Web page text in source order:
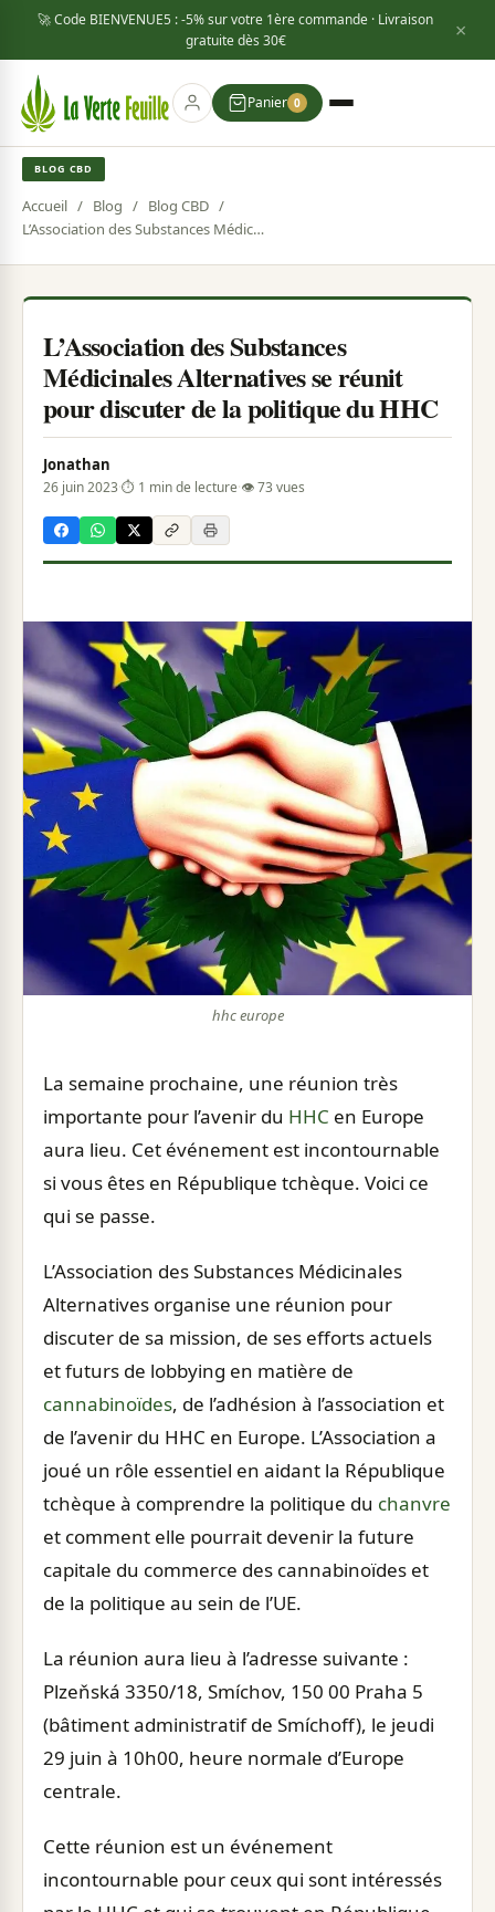
🚀 Code BIENVENUE5 : -5% sur votre 1ère commande · Livraison
gratuite dès 30€ ×
Panier 0
BLOG CBD
Accueil / Blog / Blog CBD /
L’Association des Substances Médicinales Alternatives se réunit pour discuter de la politique du HHC
L’Association des Substances
Médicinales Alternatives se réunit
pour discuter de la politique du HHC
Jonathan
26 juin 2023·⏱ 1 min de lecture·👁 73 vues
hhc europe
La semaine prochaine, une réunion très
importante pour l’avenir du HHC en Europe
aura lieu. Cet événement est incontournable
si vous êtes en République tchèque. Voici ce
qui se passe.
L’Association des Substances Médicinales
Alternatives organise une réunion pour
discuter de sa mission, de ses efforts actuels
et futurs de lobbying en matière de
cannabinoïdes, de l’adhésion à l’association et
de l’avenir du HHC en Europe. L’Association a
joué un rôle essentiel en aidant la République
tchèque à comprendre la politique du chanvre
et comment elle pourrait devenir la future
capitale du commerce des cannabinoïdes et
de la politique au sein de l’UE.
La réunion aura lieu à l’adresse suivante :
Plzeňská 3350/18, Smíchov, 150 00 Praha 5
(bâtiment administratif de Smíchoff), le jeudi
29 juin à 10h00, heure normale d’Europe
centrale.
Cette réunion est un événement
incontournable pour ceux qui sont intéressés